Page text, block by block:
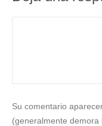
Su comentario
(generalmente demora